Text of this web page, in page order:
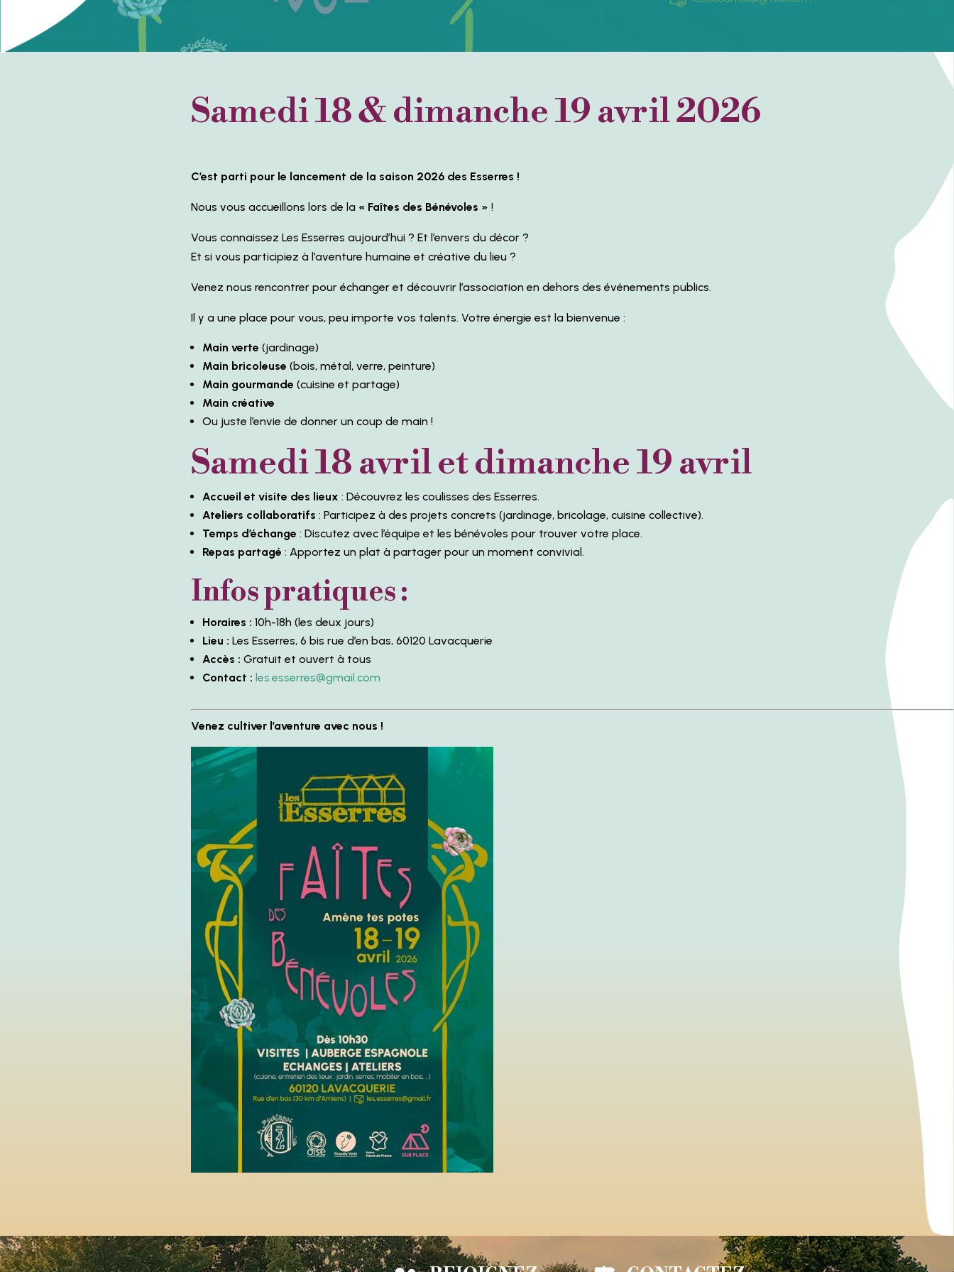
Samedi 18 & dimanche 19 avril 2026
C’est parti pour le lancement de la saison 2026 des Esserres !
Nous vous accueillons lors de la « Faîtes des Bénévoles » !
Vous connaissez Les Esserres aujourd’hui ? Et l’envers du décor ?
Et si vous participiez à l’aventure humaine et créative du lieu ?
Venez nous rencontrer pour échanger et découvrir l’association en dehors des événements publics.
Il y a une place pour vous, peu importe vos talents. Votre énergie est la bienvenue :
Main verte (jardinage)
Main bricoleuse (bois, métal, verre, peinture)
Main gourmande (cuisine et partage)
Main créative
Ou juste l’envie de donner un coup de main !
Samedi 18 avril et dimanche 19 avril
Accueil et visite des lieux : Découvrez les coulisses des Esserres.
Ateliers collaboratifs : Participez à des projets concrets (jardinage, bricolage, cuisine collective).
Temps d’échange : Discutez avec l’équipe et les bénévoles pour trouver votre place.
Repas partagé : Apportez un plat à partager pour un moment convivial.
Infos pratiques :
Horaires : 10h-18h (les deux jours)
Lieu : Les Esserres, 6 bis rue d’en bas, 60120 Lavacquerie
Accès : Gratuit et ouvert à tous
Contact : les.esserres@gmail.com
Venez cultiver l’aventure avec nous !